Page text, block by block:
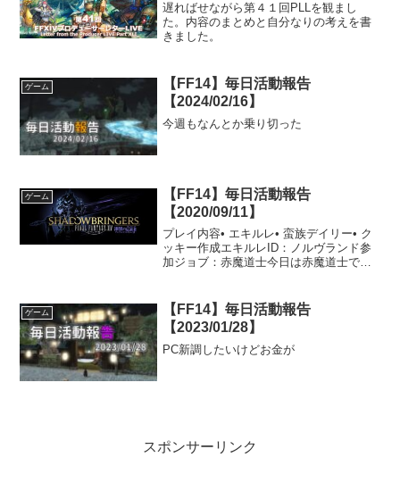
遅ればせながら第４１回PLLを観まし
た。内容のまとめと自分なりの考えを書
きました。
ゲーム
【FF14】毎日活動報告
【2024/02/16】
今週もなんとか乗り切った
ゲーム
【FF14】毎日活動報告
【2020/09/11】
プレイ内容• エキルレ• 蛮族デイリー• ク
ッキー作成エキルレID：ノルヴランド参
加ジョブ：赤魔道士今日は赤魔道士で参
いますが、自分が赤魔道士をやっている
時が一番体感...
ゲーム
【FF14】毎日活動報告
【2023/01/28】
PC新調したいけどお金が
スポンサーリンク